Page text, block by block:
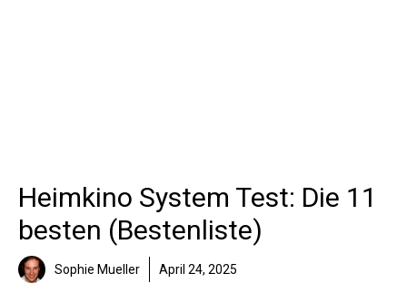
Heimkino System Test: Die 11
besten (Bestenliste)
Sophie Mueller April 24, 2025